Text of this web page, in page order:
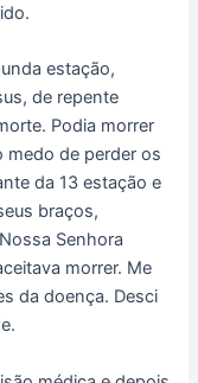
estação,
de repente
Podia morrer
medo de perder os
da 13 estação e
braços,
Senhora
morrer. Me
da doença. Desci